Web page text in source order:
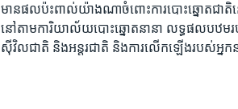
មានផលប៉ះពាល់​យ៉ាងណា​ចំពោះ​ការបោះឆ្នោត​ជា
នៅ​តាម​ការិយាល័យ​បោះឆ្នោត​នានា លទ្ធផល​បឋម​រប
ស៊ីវិលជាតិ និង​អន្តរជាតិ និង​ការ​លើកឡើង​របស់​